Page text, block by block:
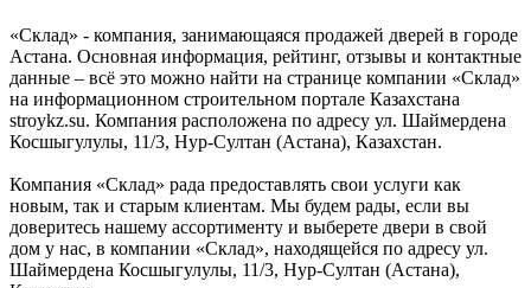
«Склад» - компания, занимающаяся продажей дверей в городе
Астана. Основная информация, рейтинг, отзывы и контактные
данные – всё это можно найти на странице компании «Склад»
на информационном строительном портале Казахстана
stroykz.su. Компания расположена по адресу ул. Шаймердена
Косшыгулулы, 11/3, Нур-Султан (Астана), Казахстан.
Компания «Склад» рада предоставлять свои услуги как
новым, так и старым клиентам. Мы будем рады, если вы
доверитесь нашему ассортименту и выберете двери в свой
дом у нас, в компании «Склад», находящейся по адресу ул.
Шаймердена Косшыгулулы, 11/3, Нур-Султан (Астана),